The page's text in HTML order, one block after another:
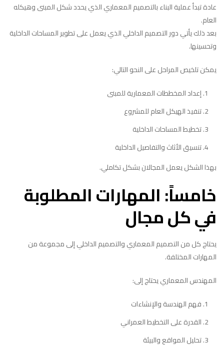
عادة تبدأ عملية البناء بالتصميم المعماري الذي يحدد شكل المبنى وهيكله
العام.
بعد ذلك يأتي دور التصميم الداخلي الذي يعمل على تطوير المساحات الداخلية
وتحسينها.
يمكن تلخيص المراحل على النحو التالي:
إعداد المخططات المعمارية للمبنى
تنفيذ الهيكل العام للمشروع
تخطيط المساحات الداخلية
تنسيق الأثاث والتفاصيل الداخلية
بهذا الشكل يعمل المجالان بشكل تكاملي.
خامساً: المهارات المطلوبة
في كل مجال
يحتاج كل من التصميم المعماري والتصميم الداخلي إلى مجموعة من
المهارات المختلفة.
المهندس المعماري يحتاج إلى:
فهم الهندسة والإنشاءات
القدرة على التخطيط العمراني
تحليل المواقع والبيئة